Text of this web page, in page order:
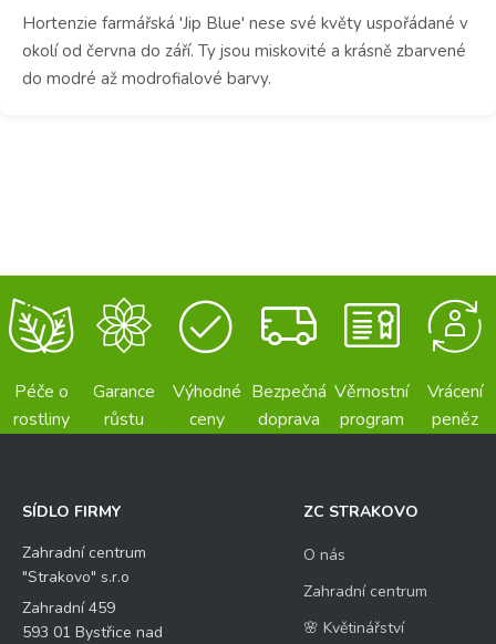
Hortenzie farmářská 'Jip Blue' nese své květy uspořádané v
okolí od června do září. Ty jsou miskovité a krásně zbarvené
do modré až modrofialové barvy.
Péče o
rostliny
Garance
růstu
Výhodné
ceny
Bezpečná
doprava
Věrnostní
program
Vrácení
peněz
SÍDLO FIRMY
Zahradní centrum
"Strakovo" s.r.o
Zahradní 459
593 01 Bystřice nad
ZC STRAKOVO
O nás
Zahradní centrum
🌸 Květinářství